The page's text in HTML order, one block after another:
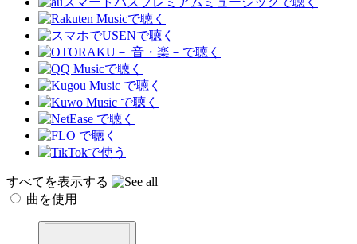
すべてを表示する
曲を使用